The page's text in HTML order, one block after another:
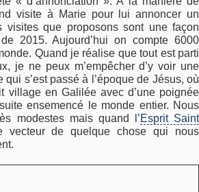
visite à Marie pour lui annoncer un
visites que proposons sont une façon
2015. Aujourd’hui on compte 6000
Quand je réalise que tout est parti
je ne peux m’empêcher d’y voir une
s’est passé à l’époque de Jésus, où
village en Galilée avec d’une poignée
ensemencé le monde entier. Nous
modestes mais quand l’Esprit Saint
de quelque chose qui nous